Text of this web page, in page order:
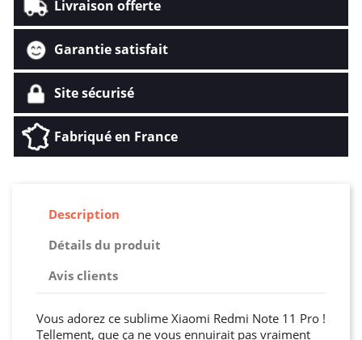
Livraison offerte
Garantie satisfait
Site sécurisé
Fabriqué en France
Description
Détails du produit
Avis clients
Vous adorez ce sublime Xiaomi Redmi Note 11 Pro !
Tellement, que ça ne vous ennuirait pas vraiment